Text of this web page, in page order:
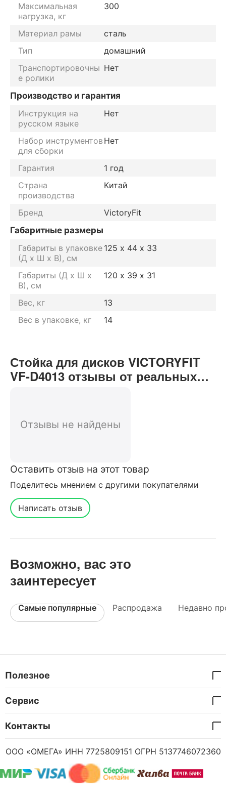
Максимальная
нагрузка, кг
300
Материал рамы
сталь
Тип
домашний
Транспортировочны
е ролики
Нет
Производство и гарантия
Инструкция на
русском языке
Нет
Набор инструментов
для сборки
Нет
Гарантия
1 год
Страна
производства
Китай
Бренд
VictoryFit
Габаритные размеры
Габариты в упаковке
(Д х Ш х В), см
125 х 44 х 33
Габариты (Д х Ш х
В), см
120 х 39 х 31
Вес, кг
13
Вес в упаковке, кг
14
Стойка для дисков VICTORYFIT
VF-D4013 отзывы от реальных
Отзывы не найдены
Оставить отзыв на этот товар
Поделитесь мнением с другими покупателями
Написать отзыв
Возможно, вас это
заинтересует
Самые популярные Распродажа Недавно
Полезное
Сервис
Контакты
ООО «ОМЕГА» ИНН 7725809151 ОГРН 5137746072360